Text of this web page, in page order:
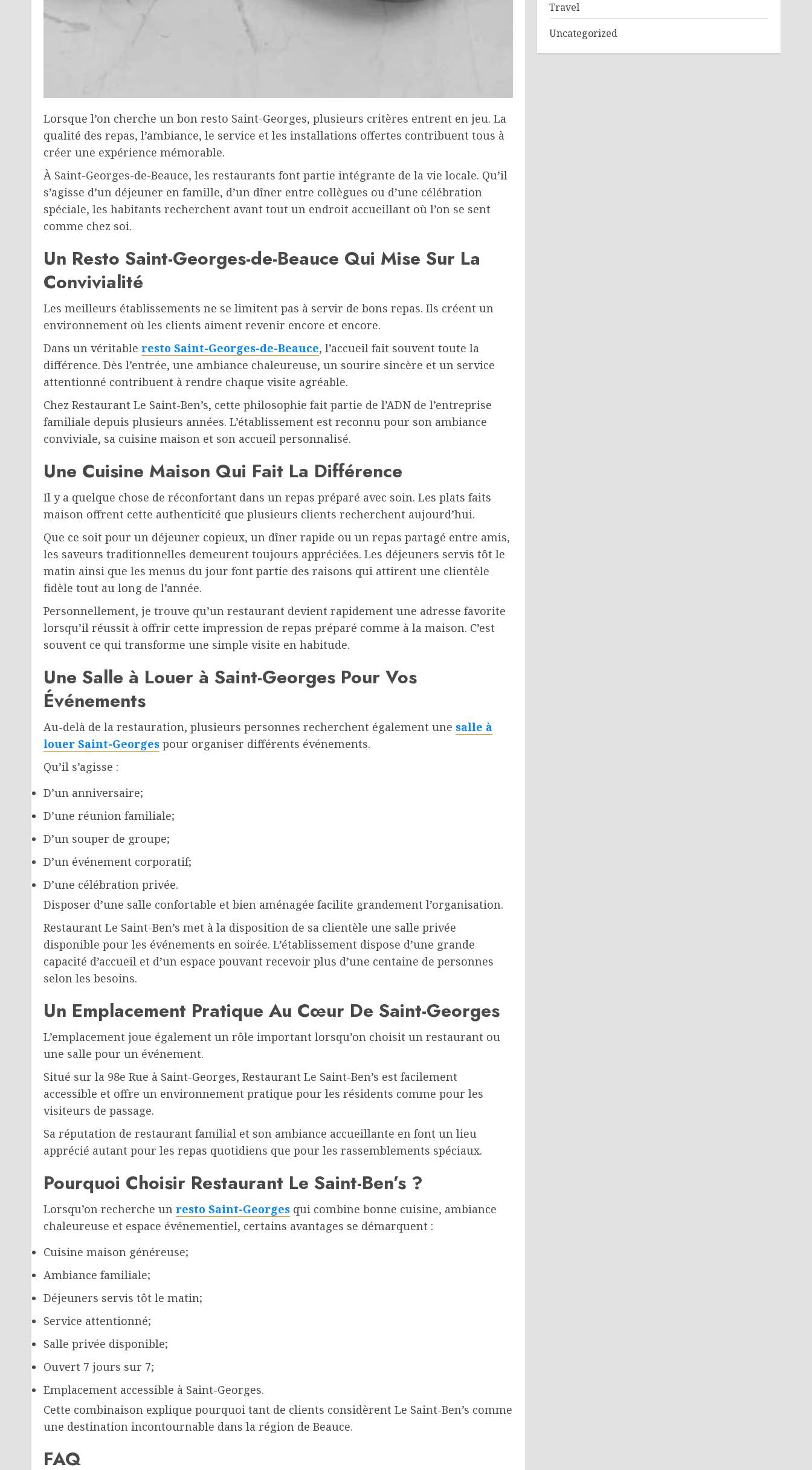
Lorsque l’on cherche un bon resto Saint-Georges, plusieurs critères entrent en jeu. La
qualité des repas, l’ambiance, le service et les installations offertes contribuent tous à
créer une expérience mémorable.
À Saint-Georges-de-Beauce, les restaurants font partie intégrante de la vie locale. Qu’il
s’agisse d’un déjeuner en famille, d’un dîner entre collègues ou d’une célébration
spéciale, les habitants recherchent avant tout un endroit accueillant où l’on se sent
comme chez soi.
Un Resto Saint-Georges-de-Beauce Qui Mise Sur La
Convivialité
Les meilleurs établissements ne se limitent pas à servir de bons repas. Ils créent un
environnement où les clients aiment revenir encore et encore.
Dans un véritable resto Saint-Georges-de-Beauce, l’accueil fait souvent toute la
différence. Dès l’entrée, une ambiance chaleureuse, un sourire sincère et un service
attentionné contribuent à rendre chaque visite agréable.
Chez Restaurant Le Saint-Ben’s, cette philosophie fait partie de l’ADN de l’entreprise
familiale depuis plusieurs années. L’établissement est reconnu pour son ambiance
conviviale, sa cuisine maison et son accueil personnalisé.
Une Cuisine Maison Qui Fait La Différence
Il y a quelque chose de réconfortant dans un repas préparé avec soin. Les plats faits
maison offrent cette authenticité que plusieurs clients recherchent aujourd’hui.
Que ce soit pour un déjeuner copieux, un dîner rapide ou un repas partagé entre amis,
les saveurs traditionnelles demeurent toujours appréciées. Les déjeuners servis tôt le
matin ainsi que les menus du jour font partie des raisons qui attirent une clientèle
fidèle tout au long de l’année.
Personnellement, je trouve qu’un restaurant devient rapidement une adresse favorite
lorsqu’il réussit à offrir cette impression de repas préparé comme à la maison. C’est
souvent ce qui transforme une simple visite en habitude.
Une Salle à Louer à Saint-Georges Pour Vos
Événements
Au-delà de la restauration, plusieurs personnes recherchent également une salle à
louer Saint-Georges pour organiser différents événements.
Qu’il s’agisse :
D’un anniversaire;
D’une réunion familiale;
D’un souper de groupe;
D’un événement corporatif;
D’une célébration privée.
Disposer d’une salle confortable et bien aménagée facilite grandement l’organisation.
Restaurant Le Saint-Ben’s met à la disposition de sa clientèle une salle privée
disponible pour les événements en soirée. L’établissement dispose d’une grande
capacité d’accueil et d’un espace pouvant recevoir plus d’une centaine de personnes
selon les besoins.
Un Emplacement Pratique Au Cœur De Saint-Georges
L’emplacement joue également un rôle important lorsqu’on choisit un restaurant ou
une salle pour un événement.
Situé sur la 98e Rue à Saint-Georges, Restaurant Le Saint-Ben’s est facilement
accessible et offre un environnement pratique pour les résidents comme pour les
visiteurs de passage.
Sa réputation de restaurant familial et son ambiance accueillante en font un lieu
apprécié autant pour les repas quotidiens que pour les rassemblements spéciaux.
Pourquoi Choisir Restaurant Le Saint-Ben’s ?
Lorsqu’on recherche un resto Saint-Georges qui combine bonne cuisine, ambiance
chaleureuse et espace événementiel, certains avantages se démarquent :
Cuisine maison généreuse;
Ambiance familiale;
Déjeuners servis tôt le matin;
Service attentionné;
Salle privée disponible;
Ouvert 7 jours sur 7;
Emplacement accessible à Saint-Georges.
Cette combinaison explique pourquoi tant de clients considèrent Le Saint-Ben’s comme
une destination incontournable dans la région de Beauce.
FAQ
Travel
Uncategorized